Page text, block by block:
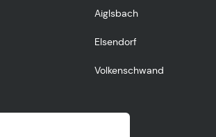
Aiglsbach
Elsendorf
Volkenschwand